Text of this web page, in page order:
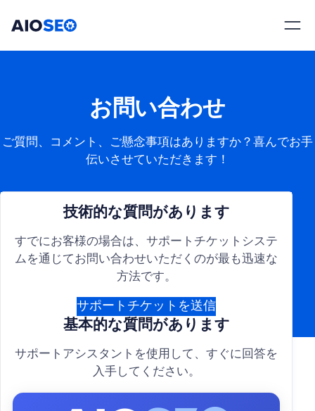
お問い合わせ
ご質問、コメント、ご懸念事項はありますか？喜んでお手
伝いさせていただきます！
技術的な質問があります
すでにお客様の場合は、サポートチケットシステ
ムを通じてお問い合わせいただくのが最も迅速な
方法です。
サポートチケットを送信
基本的な質問があります
サポートアシスタントを使用して、すぐに回答を
入手してください。